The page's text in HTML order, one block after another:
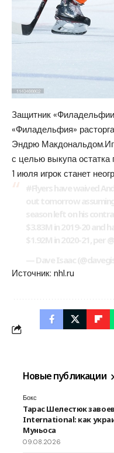
Защитник
«Филадельфия»
Эндрю
с целью выкупа остатка
1 июля игрок станет
Источник: nhl.ru
Новые публикации
Бокс
Тарас Шелестюк
International: как
Муньоса
09.08.2026